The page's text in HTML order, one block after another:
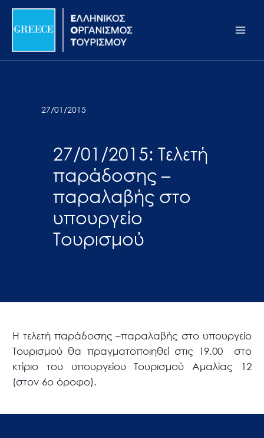
Σημείωση:
ιστότοπος
προσβασιμότητας.
Μετάβαση
περιεχόμενο
27/01/2015
27/01/2015: Τελετή
παράδοσης –
παραλαβής στο
υπουργείο
Τουρισμού
Η τελετή παράδοσης –παραλαβής στο υπουργείο
Τουρισμού θα πραγματοποιηθεί στις 19.00 στο
κτίριο του υπουργείου Τουρισμού Αμαλίας 12
(στον 6ο όροφο).